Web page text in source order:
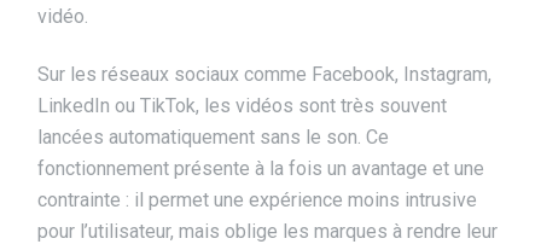
vidéo.
Sur les réseaux sociaux comme Facebook, Instagram,
LinkedIn ou TikTok, les vidéos sont très souvent
lancées automatiquement sans le son. Ce
fonctionnement présente à la fois un avantage et une
contrainte : il permet une expérience moins intrusive
pour l’utilisateur, mais oblige les marques à rendre leur